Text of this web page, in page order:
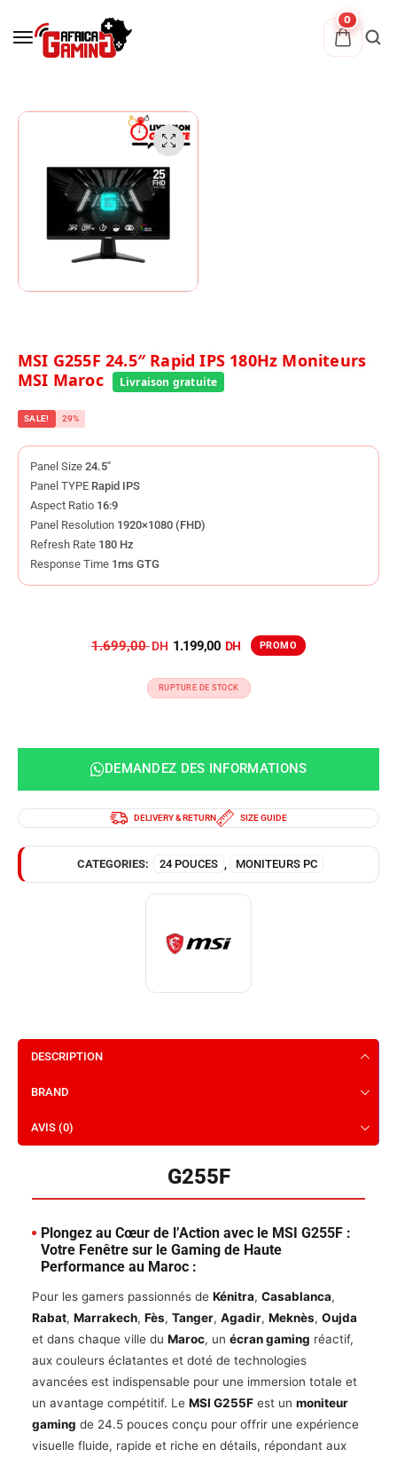
0
MSI G255F 24.5″ Rapid IPS 180Hz Moniteurs
MSI Maroc
SALE! 29%
Panel Size 24.5″
Panel TYPE Rapid IPS
Aspect Ratio 16:9
Panel Resolution 1920×1080 (FHD)
Refresh Rate 180 Hz
Response Time 1ms GTG
1.699,00 1.199,00
RUPTURE DE STOCK
DEMANDEZ DES INFORMATIONS
DELIVERY & RETURN SIZE GUIDE
CATEGORIES: 24 POUCES MONITEURS PC
DESCRIPTION
BRAND
AVIS (0)
G255F
Plongez au Cœur de l’Action avec le MSI G255F :
Votre Fenêtre sur le Gaming de Haute
Performance au Maroc :
Pour les gamers passionnés de Kénitra, Casablanca,
Rabat, Marrakech, Fès, Tanger, Agadir, Meknès, Oujda
et dans chaque ville du Maroc, un écran gaming réactif,
aux couleurs éclatantes et doté de technologies
avancées est indispensable pour une immersion totale et
un avantage compétitif. Le MSI G255F est un moniteur
gaming de 24.5 pouces conçu pour offrir une expérience
visuelle fluide, rapide et riche en détails, répondant aux